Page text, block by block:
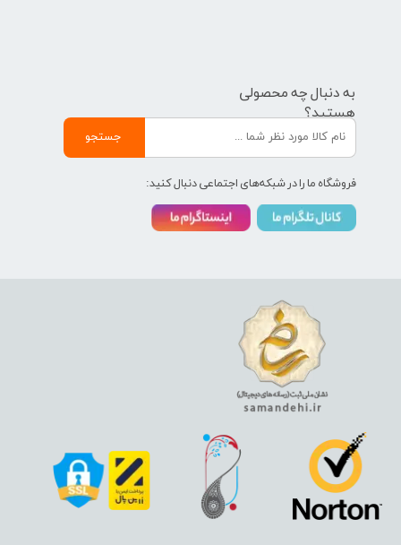
به دنبال چه محصولی
هستید؟
جستجو
فروشگاه ما را در شبکه‌های اجتماعی دنبال کنید: